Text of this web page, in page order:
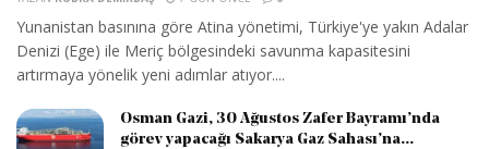
Yunanistan basınına göre Atina yönetimi, Türkiye'ye yakın Adalar
Denizi (Ege) ile Meriç bölgesindeki savunma kapasitesini
artırmaya yönelik yeni adımlar atıyor....
Osman Gazi, 30 Ağustos Zafer Bayramı’nda
görev yapacağı Sakarya Gaz Sahası’na...